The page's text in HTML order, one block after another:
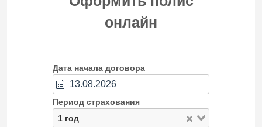
онлайн
Дата начала договора
Период страхования
1 год